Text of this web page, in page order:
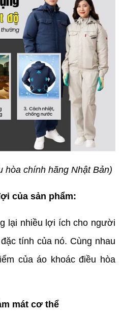
hòa chính hãng Nhật Bản)
của sản phẩm:
lại nhiều lợi ích cho người
tính của nó. Cùng nhau
của áo khoác điều hòa
mát cơ thể